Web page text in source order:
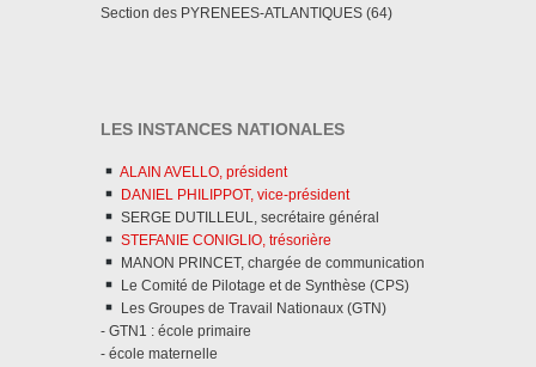
Section des PYRENEES-ATLANTIQUES (64)
LES INSTANCES NATIONALES
ALAIN AVELLO, président
DANIEL PHILIPPOT, vice-président
SERGE DUTILLEUL, secrétaire général
STEFANIE CONIGLIO, trésorière
MANON PRINCET, chargée de communication
Le Comité de Pilotage et de Synthèse (CPS)
Les Groupes de Travail Nationaux (GTN)
- GTN1 : école primaire
- école maternelle